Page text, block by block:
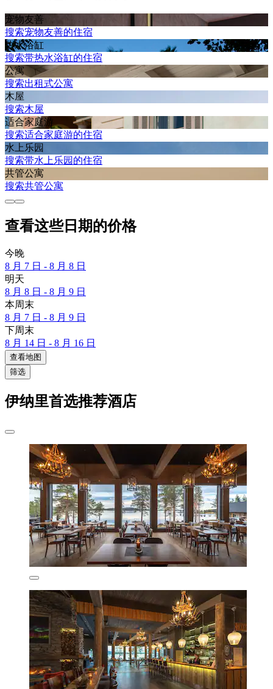
宠物友善
搜索宠物友善的住宿
热水浴缸
搜索带热水浴缸的住宿
公寓
搜索出租式公寓
木屋
搜索木屋
适合家庭游
搜索适合家庭游的住宿
水上乐园
搜索带水上乐园的住宿
共管公寓
搜索共管公寓
查看这些日期的价格
今晚
8 月 7 日 - 8 月 8 日
明天
8 月 8 日 - 8 月 9 日
本周末
8 月 7 日 - 8 月 9 日
下周末
8 月 14 日 - 8 月 16 日
查看地图
筛选
伊纳里首选推荐酒店